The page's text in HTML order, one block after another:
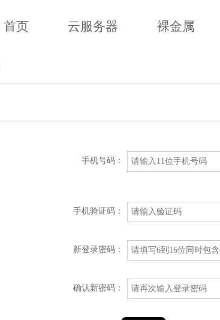
首页 云服务器 裸金属
手机号码：
手机验证码：
新登录密码：
确认新密码：